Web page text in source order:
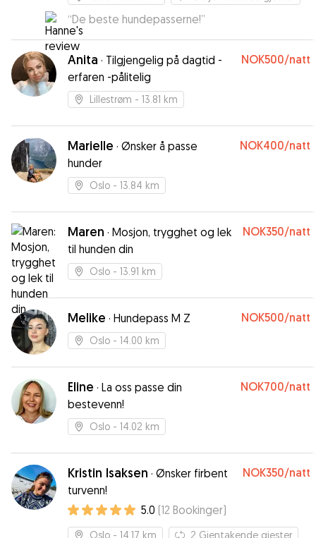
“De beste hundepasserne!”
Anita · Tilgjengelig på dagtid -
erfaren -pålitelig
NOK500/natt
Lillestrøm - 13.81 km
Marielle · Ønsker å passe
hunder
NOK400/natt
Oslo - 13.84 km
Maren · Mosjon, trygghet og lek
til hunden din
NOK350/natt
Oslo - 13.91 km
Melike · Hundepass M Z NOK500/natt
Oslo - 14.00 km
Eline · La oss passe din
bestevenn!
NOK700/natt
Oslo - 14.02 km
Kristin Isaksen · Ønsker firbent
turvenn!
NOK350/natt
5.0 (12 Bookinger)
Oslo - 14.17 km 2 Gjentakende gjester